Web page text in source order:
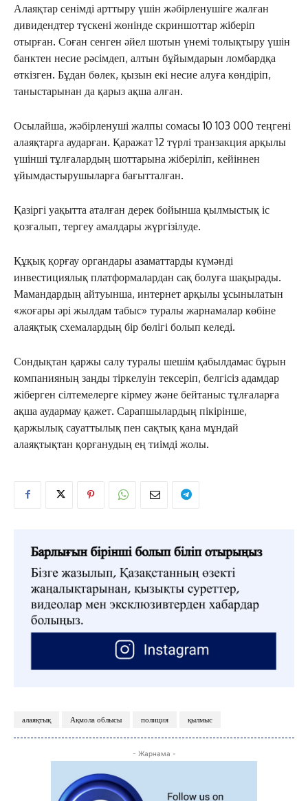
ЖАҢАЛЫҚТАР
ОҚИҒА
Алаяқтар сенімді арттыру үшін жәбірленушіге жалған
дивидендтер түскені жөнінде скриншоттар жіберіп
отырған. Соған сенген әйел шотын үнемі толықтыру үшін
банктен несие рәсімдеп, алтын бұйымдарын ломбардқа
өткізген. Бұдан бөлек, қызын екі несие алуға көндіріп,
таныстарынан да қарыз ақша алған.
Осылайша, жәбірленуші жалпы сомасы 10 103 000 теңгені
алаяқтарға аударған. Қаражат 12 түрлі транзакция арқылы
үшінші тұлғалардың шоттарына жіберіліп, кейіннен
ұйымдастырушыларға бағытталған.
Қазіргі уақытта аталған дерек бойынша қылмыстық іс
қозғалып, тергеу амалдары жүргізілуде.
Құқық қорғау органдары азаматтарды күмәнді
инвестициялық платформалардан сақ болуға шақырады.
Мамандардың айтуынша, интернет арқылы ұсынылатын
«жоғары әрі жылдам табыс» туралы жарнамалар көбіне
алаяқтық схемалардың бір бөлігі болып келеді.
Сондықтан қаржы салу туралы шешім қабылдамас бұрын
компанияның заңды тіркелуін тексеріп, белгісіз адамдар
жіберген сілтемелерге кірмеу және бейтаныс тұлғаларға
ақша аудармау қажет. Сарапшылардың пікірінше,
қаржылық сауаттылық пен сақтық қана мұндай
алаяқтықтан қорғанудың ең тиімді жолы.
алаяқтық Ақмола облысы полиция қылмыс
- Жарнама -